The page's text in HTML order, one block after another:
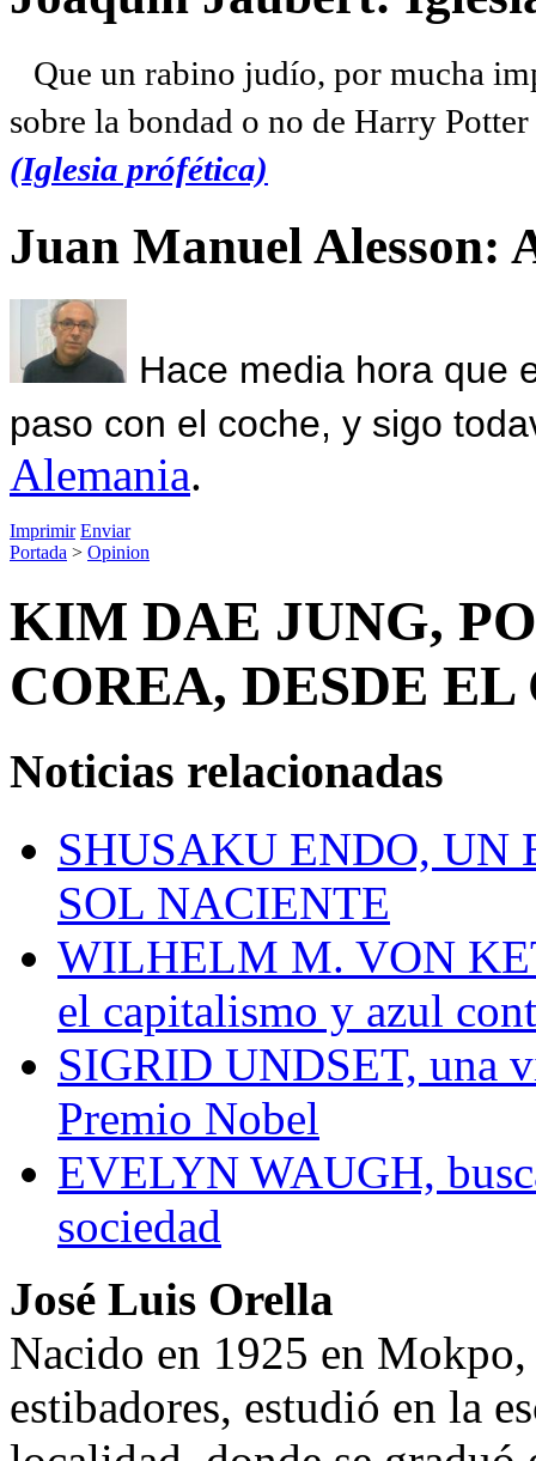
Que un rabino judío, por mucha
sobre la bondad o no de Harry
(Iglesia prófética)
Juan Manuel Alesson:
Hace media hora que
paso con el coche, y sigo
Alemania.
Imprimir Enviar
Portada > Opinion
KIM DAE JUNG,
COREA, DESDE
Noticias relacionadas
SHUSAKU ENDO, UN
SOL NACIENTE
WILHELM M. VON
el capitalismo y azul
SIGRID UNDSET, una
Premio Nobel
EVELYN WAUGH,
sociedad
José Luis Orella
Nacido en 1925 en
estibadores, estudió en la